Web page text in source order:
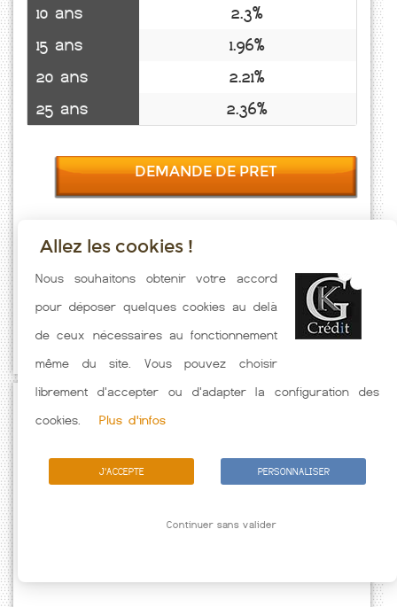
10 ans
2.3%
15 ans
1.96%
20 ans
2.21%
25 ans
2.36%
DEMANDE DE PRET
Taux emprunt actualisés (St Laurent De La Salanque) toutes les
semaines. Taux Immobilier pratiqués par nos partenaires bancaires.
Meilleur Taux hors assurance. Taux crédit immobilier indicatif fonction
des caractéristiques de l'emprunteur.
Allez les cookies !
Nous souhaitons obtenir votre accord
pour déposer quelques cookies au delà
de ceux nécessaires au fonctionnement
même du site. Vous pouvez choisir
librement d'accepter ou d'adapter la configuration des
cookies.
Plus d'infos
J'ACCEPTE PERSONNALISER
Continuer sans valider